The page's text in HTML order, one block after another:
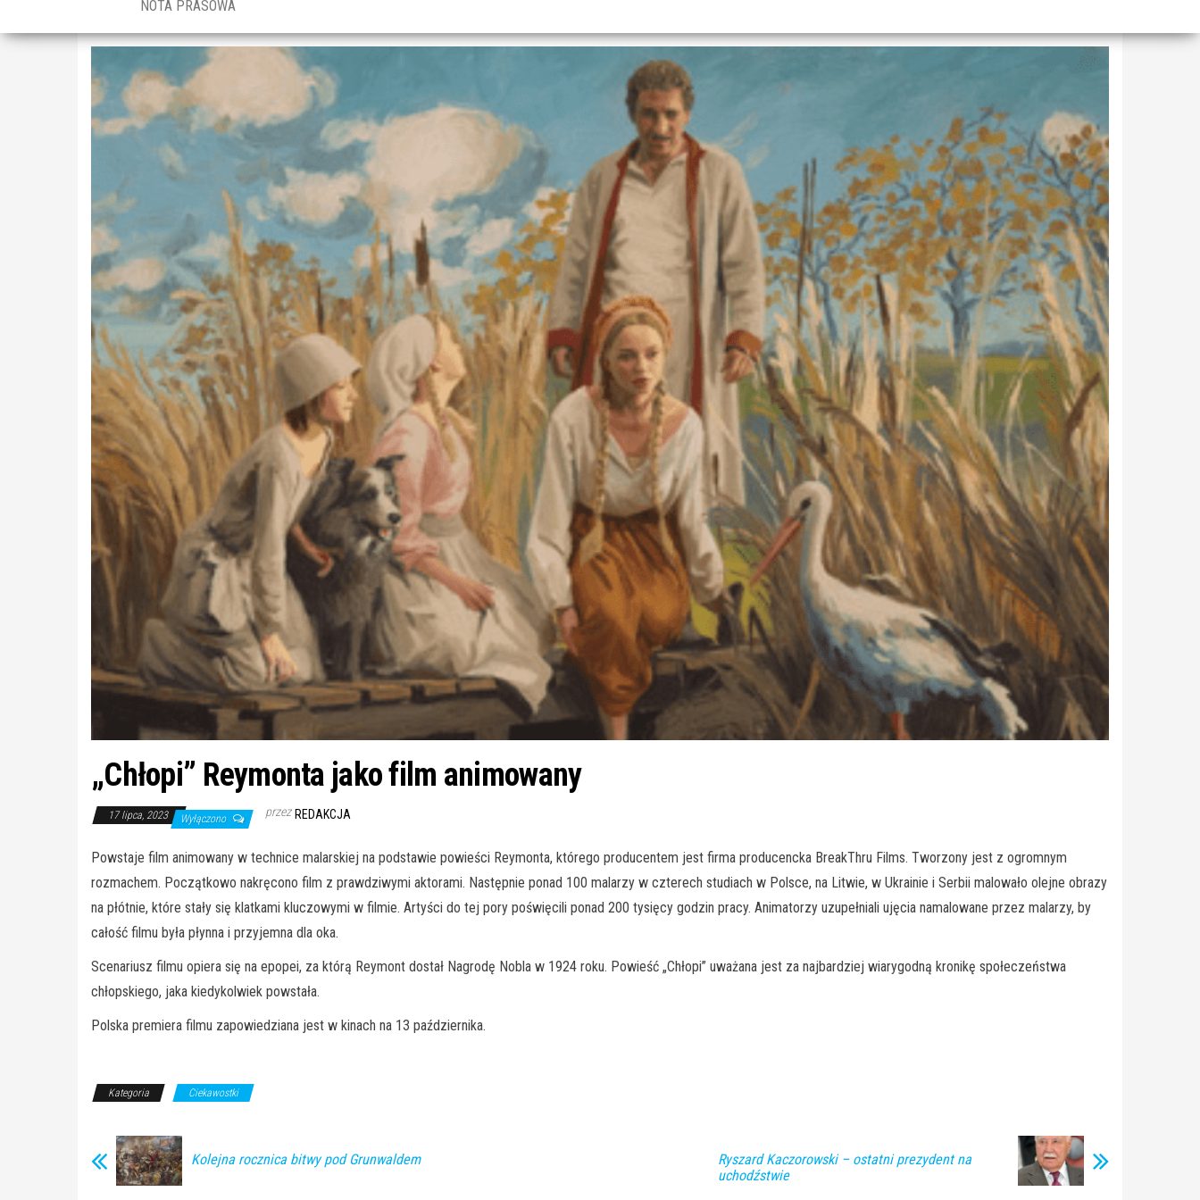
NOTA PRASOWA
„Chłopi” Reymonta jako film animowany
17 lipca, 2023 Wyłączono przez REDAKCJA
Powstaje film animowany w technice malarskiej na podstawie powieści Reymonta, którego producentem jest firma producencka BreakThru Films. Tworzony jest z ogromnym
rozmachem. Początkowo nakręcono film z prawdziwymi aktorami. Następnie ponad 100 malarzy w czterech studiach w Polsce, na Litwie, w Ukrainie i Serbii malowało olejne obrazy
na płótnie, które stały się klatkami kluczowymi w filmie. Artyści do tej pory poświęcili ponad 200 tysięcy godzin pracy. Animatorzy uzupełniali ujęcia namalowane przez malarzy, by
całość filmu była płynna i przyjemna dla oka.
Scenariusz filmu opiera się na epopei, za którą Reymont dostał Nagrodę Nobla w 1924 roku. Powieść „Chłopi” uważana jest za najbardziej wiarygodną kronikę społeczeństwa
chłopskiego, jaka kiedykolwiek powstała.
Polska premiera filmu zapowiedziana jest w kinach na 13 października.
Kategoria Ciekawostki
Kolejna rocznica bitwy pod Grunwaldem
Ryszard Kaczorowski – ostatni prezydent na
uchodźstwie